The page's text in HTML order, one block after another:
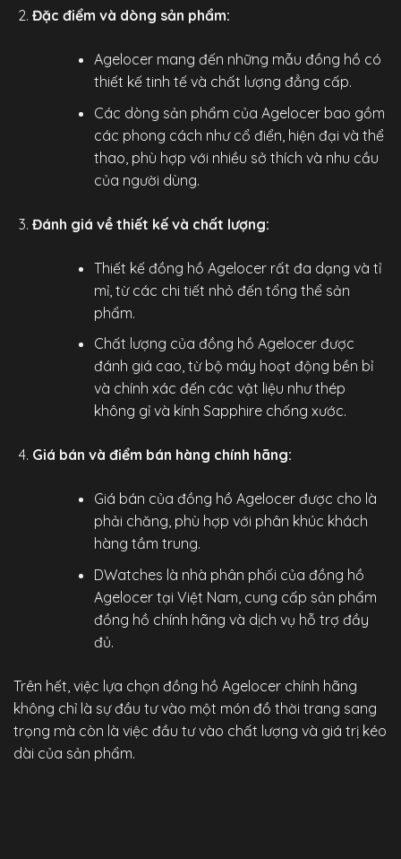
Đặc điểm và dòng sản phẩm:
Agelocer mang đến những mẫu đồng hồ có
thiết kế tinh tế và chất lượng đẳng cấp.
Các dòng sản phẩm của Agelocer bao gồm
các phong cách như cổ điển, hiện đại và thể
thao, phù hợp với nhiều sở thích và nhu cầu
của người dùng.
Đánh giá về thiết kế và chất lượng:
Thiết kế đồng hồ Agelocerrất đa dạng và tỉ
mỉ, từ các chi tiết nhỏ đến tổng thể sản
phẩm.
Chất lượng của đồng hồ Agelocer được
đánh giá cao, từ bộ máy hoạt động bền bỉ
và chính xác đến các vật liệu như thép
không gỉ và kính Sapphire chống xước.
Giá bán và điểm bán hàng chính hãng:
Giá bán của đồng hồ Agelocer được cho là
phải chăng, phù hợp với phân khúc khách
hàng tầm trung.
DWatches là nhà phân phối của đồng hồ
Agelocer tại Việt Nam, cung cấp sản phẩm
đồng hồ chính hãng và dịch vụ hỗ trợ đầy
đủ.
Trên hết, việc lựa chọn đồng hồ Agelocer chính hãng
không chỉ là sự đầu tư vào một món đồ thời trang sang
trọng mà còn là việc đầu tư vào chất lượng và giá trị kéo
dài của sản phẩm.